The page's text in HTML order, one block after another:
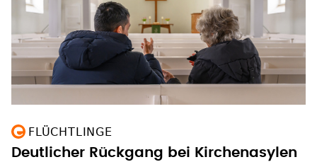
FLÜCHTLINGE
Deutlicher Rückgang bei Kirchenasylen